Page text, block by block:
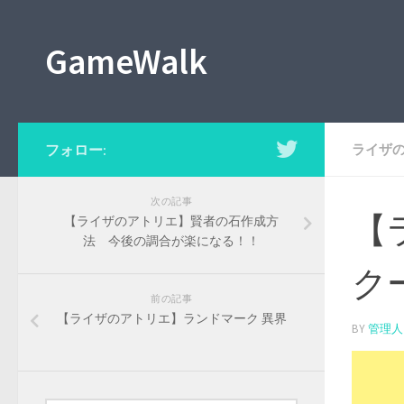
GameWalk
ライザ
ク
BY管理人
フォロー:
次の記事
【ライザのアトリエ】賢者の石作成方
法 今後の調合が楽になる！！
前の記事
【ライザのアトリエ】ランドマーク 異界